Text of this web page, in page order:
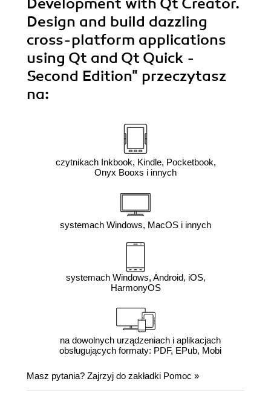
Development with Qt Creator.
Design and build dazzling
cross-platform applications
using Qt and Qt Quick -
Second Edition" przeczytasz
na:
czytnikach Inkbook, Kindle, Pocketbook,
Onyx Booxs i innych
systemach Windows, MacOS i innych
systemach Windows, Android, iOS,
HarmonyOS
na dowolnych urządzeniach i aplikacjach
obsługujących formaty: PDF, EPub, Mobi
Masz pytania? Zajrzyj do zakładki Pomoc »